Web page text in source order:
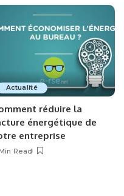
Actualité
réduire la
énergétique de
entreprise
Read